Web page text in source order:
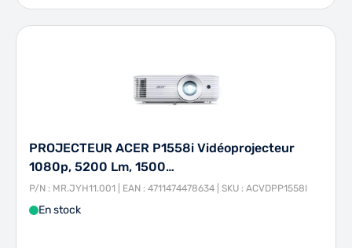
PROJECTEUR ACER P1558i Vidéoprojecteur
1080p, 5200 Lm, 1500…
P/N : MR.JYH11.001 | EAN : 4711474478634 | SKU : ACVDPP1558I
En stock